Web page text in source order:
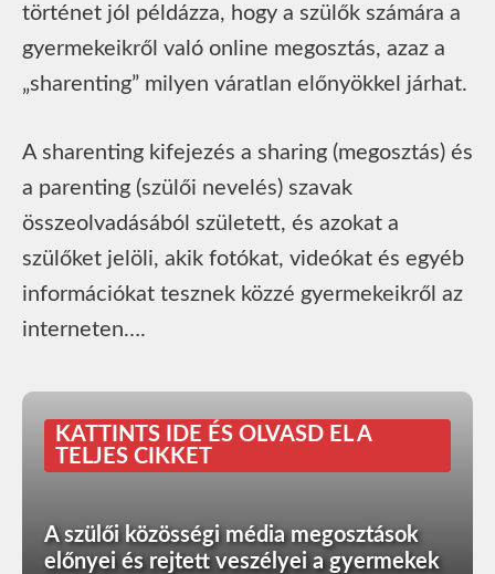
történet jól példázza, hogy a szülők számára a
gyermekeikről való online megosztás, azaz a
„sharenting” milyen váratlan előnyökkel járhat.
A sharenting kifejezés a sharing (megosztás) és
a parenting (szülői nevelés) szavak
összeolvadásából született, és azokat a
szülőket jelöli, akik fotókat, videókat és egyéb
információkat tesznek közzé gyermekeikről az
interneten….
KATTINTS IDE ÉS OLVASD EL A
TELJES CIKKET
A szülői közösségi média megosztások
előnyei és rejtett veszélyei a gyermekek